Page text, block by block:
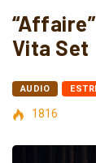
Vita Set
AUDIO
1816